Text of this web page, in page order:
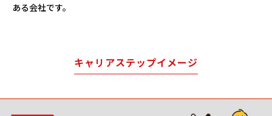
ある会社です。
キャリアステップイメージ